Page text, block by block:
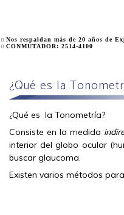
Nos respaldan más de 20 años de
CONMUTADOR: 2514-4100
¿Qué es la
¿Qué es la Tonometría?
Consiste en la medida
interior del globo ocular
buscar glaucoma.
Existen varios métodos